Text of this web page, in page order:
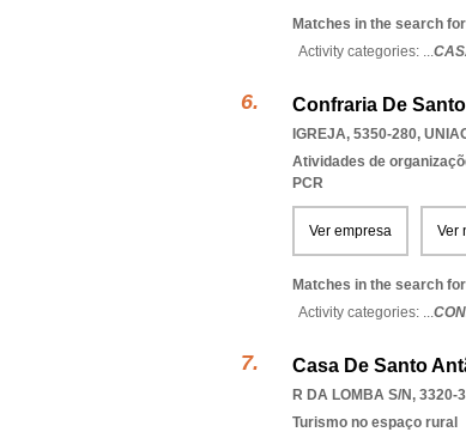
Matches in the search
Activity categories: ...
Confraria De
IGREJA, 5350-280,
Atividades de
PCR
Ver empresa Ver
Matches in the search
Activity categories: ...
Casa De Santo
R DA LOMBA S/N, 3320-
Turismo no espaço rural